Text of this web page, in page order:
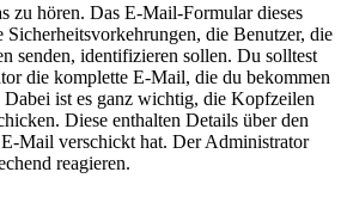
zu hören. Das E-Mail-Formular dieses
Sicherheitsvorkehrungen, die Benutzer, die
senden, identifizieren sollen. Du solltest
die komplette E-Mail, die du bekommen
Dabei ist es ganz wichtig, die Kopfzeilen
Diese enthalten Details über den
Mail verschickt hat. Der Administrator
reagieren.